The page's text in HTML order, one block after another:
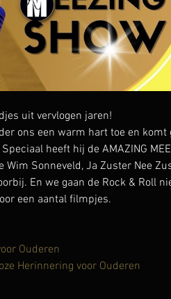
uit vervlogen jaren!
ons een warm hart toe en
heeft hij de AMAZING
Sonneveld, Ja Zuster Nee
En we gaan de Rock & Roll
een aantal filmpjes.
Ouderen
Herinnering voor Ouderen